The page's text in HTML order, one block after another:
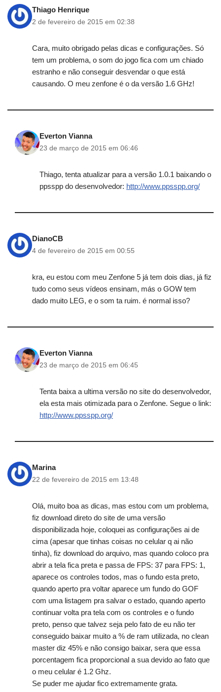
Thiago Henrique
2 de fevereiro de 2015 em 02:38
Cara, muito obrigado pelas dicas e configurações. Só
tem um problema, o som do jogo fica com um chiado
estranho e não conseguir desvendar o que está
causando. O meu zenfone é o da versão 1.6 GHz!
Everton Vianna
23 de março de 2015 em 06:46
Thiago, tenta atualizar para a versão 1.0.1 baixando o
ppsspp do desenvolvedor: http://www.ppsspp.org/
DianoCB
4 de fevereiro de 2015 em 00:55
kra, eu estou com meu Zenfone 5 já tem dois dias, já fiz
tudo como seus vídeos ensinam, más o GOW tem
dado muito LEG, e o som ta ruim. é normal isso?
Everton Vianna
23 de março de 2015 em 06:45
Tenta baixa a ultima versão no site do desenvolvedor,
ela esta mais otimizada para o Zenfone. Segue o link:
http://www.ppsspp.org/
Marina
22 de fevereiro de 2015 em 13:48
Olá, muito boa as dicas, mas estou com um problema,
fiz download direto do site de uma versão
disponibilizada hoje, coloquei as configurações ai de
cima (apesar que tinhas coisas no celular q ai não
tinha), fiz download do arquivo, mas quando coloco pra
abrir a tela fica preta e passa de FPS: 37 para FPS: 1,
aparece os controles todos, mas o fundo esta preto,
quando aperto pra voltar aparece um fundo do GOF
com uma listagem pra salvar o estado, quando aperto
continuar volta pra tela com os controles e o fundo
preto, penso que talvez seja pelo fato de eu não ter
conseguido baixar muito a % de ram utilizada, no clean
master diz 45% e não consigo baixar, sera que essa
porcentagem fica proporcional a sua devido ao fato que
o meu celular é 1.2 Ghz.
Se puder me ajudar fico extremamente grata.